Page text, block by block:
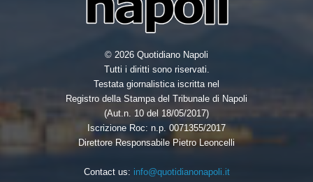
© 2026 Quotidiano Napoli
Tutti i diritti sono riservati.
Testata giornalistica iscritta nel
Registro della Stampa del Tribunale di Napoli
(Aut.n. 10 del 18/05/2017)
Iscrizione Roc: n.p. 0071355/2017
Direttore Responsabile Pietro Leoncelli
Contact us: info@quotidianonapoli.it